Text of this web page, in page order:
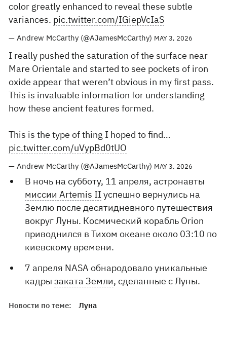
color greatly enhanced to reveal these subtle
variances. pic.twitter.com/IGiepVcIaS
— Andrew McCarthy (@AJamesMcCarthy) MAY 3, 2026
I really pushed the saturation of the surface near
Mare Orientale and started to see pockets of iron
oxide appear that weren’t obvious in my first pass.
This is invaluable information for understanding
how these ancient features formed.
This is the type of thing I hoped to find…
pic.twitter.com/uVypBd0tUO
— Andrew McCarthy (@AJamesMcCarthy) MAY 3, 2026
В ночь на субботу, 11 апреля, астронавты
миссии Artemis IIуспешно вернулись на
Землю после десятидневного путешествия
вокруг Луны. Космический корабль Orion
приводнился в Тихом океане около 03:10 по
киевскому времени.
7 апреля NASA обнародовало уникальные
кадрызаката Земли, сделанные с Луны.
Новости по теме: Луна